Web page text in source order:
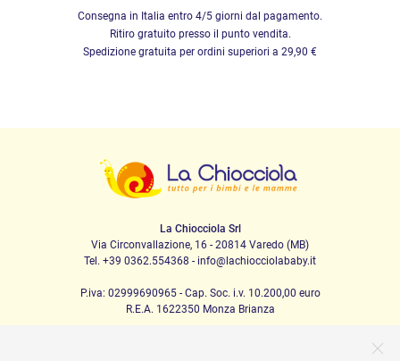
Consegna in Italia entro 4/5 giorni dal pagamento.
Ritiro gratuito presso il punto vendita.
Spedizione gratuita per ordini superiori a 29,90 €
La Chiocciola Srl
Via Circonvallazione, 16 - 20814 Varedo (MB)
Tel. +39 0362.554368 - info@lachiocciolababy.it
P.iva: 02999690965 - Cap. Soc. i.v. 10.200,00 euro
R.E.A. 1622350 Monza Brianza